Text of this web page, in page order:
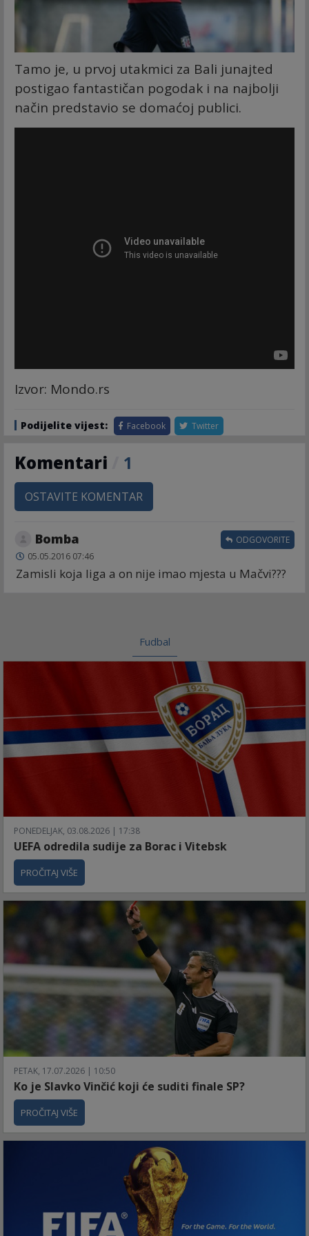
Tamo je, u prvoj utakmici za Bali junajted
postigao fantastičan pogodak i na najbolji
način predstavio se domaćoj publici.
Izvor: Mondo.rs
Podijelite vijest: Facebook Twitter
Komentari 1
OSTAVITE KOMENTAR
Bomba
05.05.2016 07:46
Zamisli koja liga a on nije imao mjesta u Mačvi???
ODGOVORITE
Fudbal
PONEDELJAK, 03.08.2026 | 17:38
UEFA odredila sudije za Borac i Vitebsk
PROČITAJ VIŠE
PETAK, 17.07.2026 | 10:50
Ko je Slavko Vinčić koji će suditi finale SP?
PROČITAJ VIŠE